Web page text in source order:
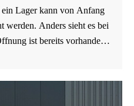
Lager kann von Anfang
werden. Anders sieht es bei
ist bereits vorhanden.